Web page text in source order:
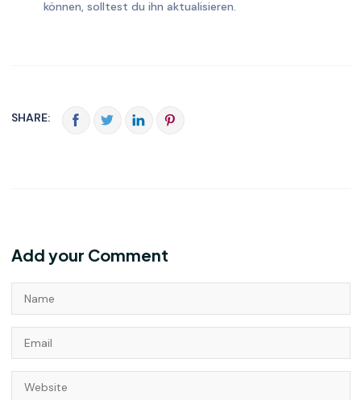
können, solltest du ihn aktualisieren.
SHARE:
Add your Comment